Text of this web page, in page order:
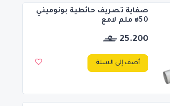
صفاية تصريف حائطية بونوميني
ø50 ملم لامع
25.200
أضف إلى السلة